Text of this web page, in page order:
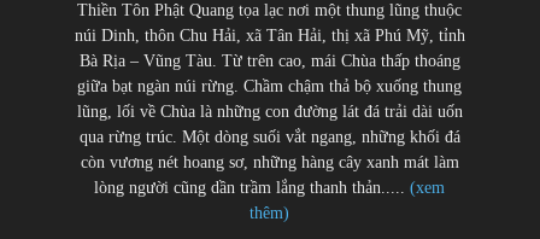
Thiền Tôn Phật Quang tọa lạc nơi một thung lũng thuộc
núi Dinh, thôn Chu Hải, xã Tân Hải, thị xã Phú Mỹ, tỉnh
Bà Rịa – Vũng Tàu. Từ trên cao, mái Chùa thấp thoáng
giữa bạt ngàn núi rừng. Chầm chậm thả bộ xuống thung
lũng, lối về Chùa là những con đường lát đá trải dài uốn
qua rừng trúc. Một dòng suối vắt ngang, những khối đá
còn vương nét hoang sơ, những hàng cây xanh mát làm
lòng người cũng dần trầm lắng thanh thản.....(xem
thêm)